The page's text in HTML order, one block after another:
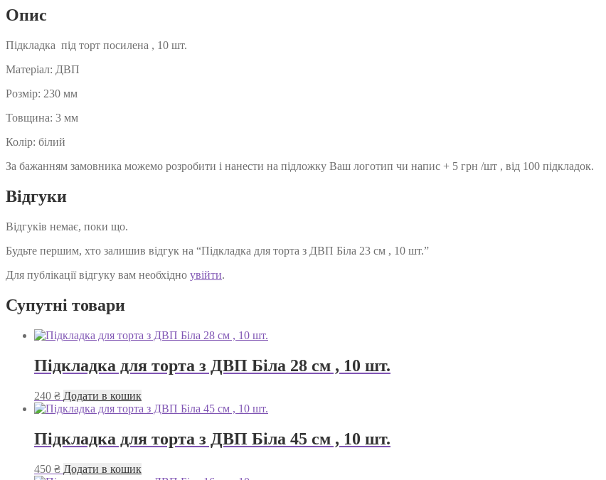
см
,
шт.
Опис
Підкладка під торт посилена , 10 шт.
Матеріал: ДВП
Розмір: 230 мм
Товщина: 3 мм
Колір: білий
За бажанням замовника можемо розробити і нанести на підложку Ваш логотип чи напис + 5 грн /шт , від 100 підкладок.
Відгуки
Відгуків немає, поки що.
Будьте першим, хто залишив відгук на “Підкладка для торта з ДВП Біла 23 см , 10 шт.”
Для публікації відгуку вам необхідно увійти.
Супутні товари
Підкладка для торта з ДВП Біла 28 см , 10 шт.
240 ₴ Додати в кошик
Підкладка для торта з ДВП Біла 45 см , 10 шт.
450 ₴ Додати в кошик